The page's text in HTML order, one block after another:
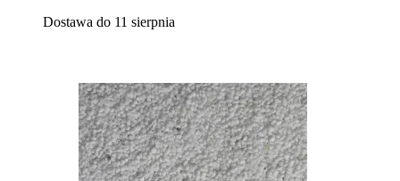
Dostawa do 11 sierpnia